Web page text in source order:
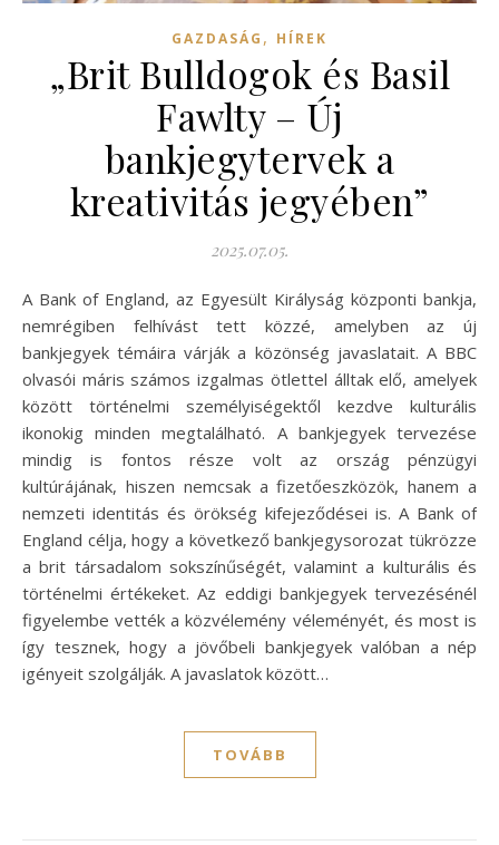
GAZDASÁG , HÍREK
„Brit Bulldogok és Basil
Fawlty – Új
bankjegytervek a
kreativitás jegyében”
2025.07.05.
A Bank of England, az Egyesült Királyság központi bankja,
nemrégiben felhívást tett közzé, amelyben az új
bankjegyek témáira várják a közönség javaslatait. A BBC
olvasói máris számos izgalmas ötlettel álltak elő, amelyek
között történelmi személyiségektől kezdve kulturális
ikonokig minden megtalálható. A bankjegyek tervezése
mindig is fontos része volt az ország pénzügyi
kultúrájának, hiszen nemcsak a fizetőeszközök, hanem a
nemzeti identitás és örökség kifejeződései is. A Bank of
England célja, hogy a következő bankjegysorozat tükrözze
a brit társadalom sokszínűségét, valamint a kulturális és
történelmi értékeket. Az eddigi bankjegyek tervezésénél
figyelembe vették a közvélemény véleményét, és most is
így tesznek, hogy a jövőbeli bankjegyek valóban a nép
igényeit szolgálják. A javaslatok között…
TOVÁBB